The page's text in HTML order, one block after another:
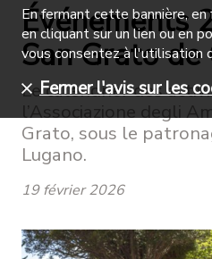
Événements
San Grato de
Le calendrier des
l’Associazione degli
Grato, sous le
Lugano.
19 février 2026
En fermant cette bannière,
en cliquant sur un lien ou en
vous consentez à l'utilisation
Fermer l'avis sur les